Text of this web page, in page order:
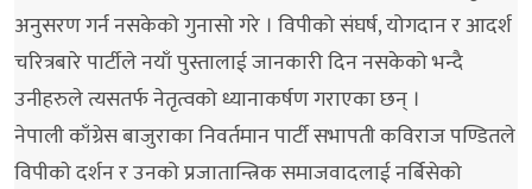
अनुसरण गर्न नसकेको गुनासो गरे । विपीको संघर्ष, योगदान र आदर्श
चरित्रबारे पार्टीले नयाँ पुस्तालाई जानकारी दिन नसकेको भन्दै
उनीहरुले त्यसतर्फ नेतृत्वको ध्यानाकर्षण गराएका छन् ।
नेपाली काँग्रेस बाजुराका निवर्तमान पार्टी सभापती कविराज पण्डितले
विपीकाे दर्शन र उनको प्रजातान्त्रिक समाजवादलाई नर्बिसेको